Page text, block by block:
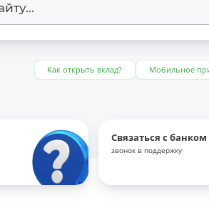
Как открыть вклад? Мобильное
Связаться с банком
звонок в поддержку